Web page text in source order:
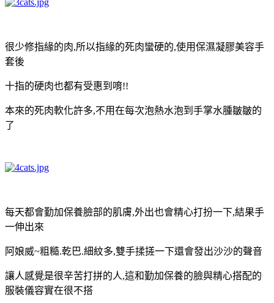
很少修指緣的肉,所以指緣的死肉蠻硬的,使用保濕凝膠美容手
套後
十指的硬肉也都有受惠到唷!!
本來的死肉軟化許多,不用在每次泡熱水泡到手掌水腫皺皺的
了
每天都會勤加保養臉部的肌膚,外出也會精心打扮一下,結果手
一伸出來
阿娘威~粗糙.乾巴.細紋多,雙手揉搓一下還會發出沙沙的聲音
讓人感覺是很辛苦打拼的人,這和勤加保養的臉與精心搭配的
服裝儀容實在很不搭